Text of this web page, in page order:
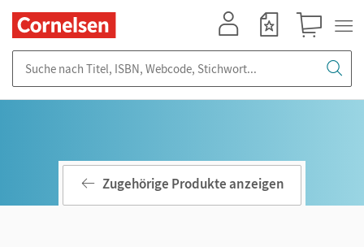
Zugehörige Produkte anzeigen